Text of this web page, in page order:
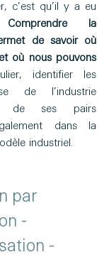
c’est qu’il y a eu
Comprendre la
de savoir où
où nous pouvons
identifier les
de l’industrie
de ses pairs
dans la
industriel.
par
-
-